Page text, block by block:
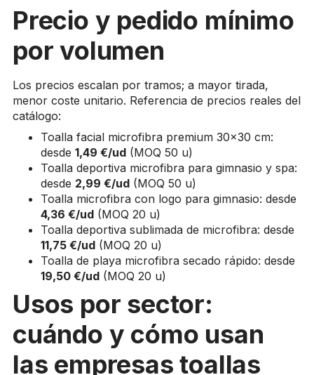
Precio y pedido mínimo
por volumen
Los precios escalan por tramos; a mayor tirada,
menor coste unitario. Referencia de precios reales del
catálogo:
Toalla facial microfibra premium 30×30 cm:
desde 1,49 €/ud(MOQ 50 u)
Toalla deportiva microfibra para gimnasio y spa:
desde 2,99 €/ud(MOQ 50 u)
Toalla microfibra con logo para gimnasio: desde
4,36 €/ud(MOQ 20 u)
Toalla deportiva sublimada de microfibra: desde
11,75 €/ud(MOQ 20 u)
Toalla de playa microfibra secado rápido: desde
19,50 €/ud(MOQ 20 u)
Usos por sector:
cuándo y cómo usan
las empresas toallas